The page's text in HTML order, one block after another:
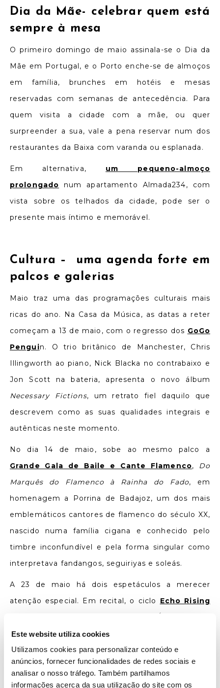
Este website utiliza cookies
Utilizamos cookies para personalizar conteúdo e
anúncios, fornecer funcionalidades de redes sociais e
analisar o nosso tráfego. Também partilhamos
informações acerca da sua utilização do site com os
Dia da Mãe- celebrar quem está
sempre à mesa
O primeiro domingo de maio assinala-se o Dia da
Mãe em Portugal, e o Porto enche-se de almoços
em família, brunches em hotéis e mesas
reservadas com semanas de antecedência. Para
quem visita a cidade com a mãe, ou quer
surpreender a sua, vale a pena reservar num dos
restaurantes da Baixa com varanda ou esplanada.
Em alternativa, um pequeno-almoço
prolongado num apartamento Almada234, com
vista sobre os telhados da cidade, pode ser o
presente mais íntimo e memorável.
Cultura –
uma agenda forte em
palcos e galerias
Maio traz uma das programações culturais mais
ricas do ano. Na Casa da Música, as datas a reter
começam a 13 de maio, com o regresso dos GoGo
Penguin. O trio britânico de Manchester, Chris
Illingworth ao piano, Nick Blacka no contrabaixo e
Jon Scott na bateria, apresenta o novo álbum
Necessary Fictions, um retrato fiel daquilo que
descrevem como as suas qualidades integrais e
autênticas neste momento.
No dia 14 de maio, sobe ao mesmo palco a
Grande Gala de Baile e Cante Flamenco, Do
Marquês do Flamenco à Rainha do Fado, em
homenagem a Porrina de Badajoz, um dos mais
emblemáticos cantores de flamenco do século XX,
nascido numa família cigana e conhecido pelo
timbre inconfundível e pela forma singular como
interpretava fandangos, seguiriyas e soleás.
A 23 de maio há dois espetáculos a merecer
atenção especial. Em recital, o ciclo Echo Rising
Guðmundsdóttir, acompanhada pelo pianista
Kunal Lahiry. Com uma voz cativante e etérea, já
gravada para a Deutsche Grammophon,
protagoniza um concerto que promete ficar na